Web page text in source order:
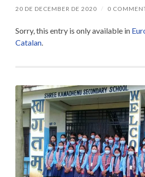
20 DE DECEMBER DE 2020 / 0
Sorry, this entry is only available in
Catalan.